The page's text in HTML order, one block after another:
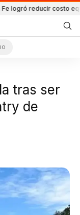
reducir costo
tras ser
de